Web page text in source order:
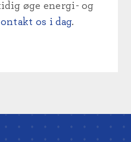
øge energi- og
os i dag.